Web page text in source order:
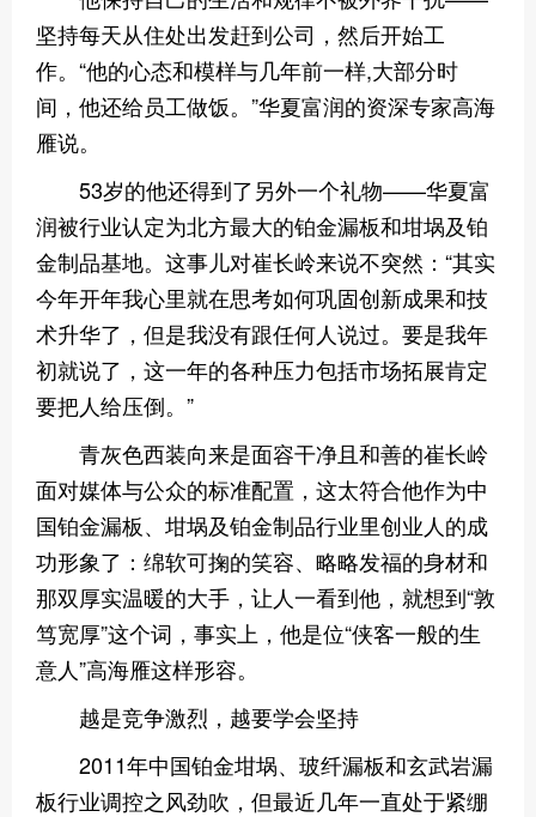
坚持每天从住处出发赶到公司，然后开始工
作。“他的心态和模样与几年前一样,大部分时
间，他还给员工做饭。”华夏富润的资深专家高海
雁说。
53岁的他还得到了另外一个礼物——华夏富
润被行业认定为北方最大的铂金漏板和坩埚及铂
金制品基地。这事儿对崔长岭来说不突然：“其实
今年开年我心里就在思考如何巩固创新成果和技
术升华了，但是我没有跟任何人说过。要是我年
初就说了，这一年的各种压力包括市场拓展肯定
要把人给压倒。”
青灰色西装向来是面容干净且和善的崔长岭
面对媒体与公众的标准配置，这太符合他作为中
国铂金漏板、坩埚及铂金制品行业里创业人的成
功形象了：绵软可掬的笑容、略略发福的身材和
那双厚实温暖的大手，让人一看到他，就想到“敦
笃宽厚”这个词，事实上，他是位“侠客一般的生
意人”高海雁这样形容。
越是竞争激烈，越要学会坚持
2011年中国铂金坩埚、玻纤漏板和玄武岩漏
板行业调控之风劲吹，但最近几年一直处于紧绷